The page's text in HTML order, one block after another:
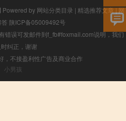
Powered by 网站分类目录 | 精选推荐文章|网
陕ICP备05009492号
错误可发邮件到f_fb#foxmail.com说明，我们
纠正，谢谢
，不接盈利性广告及商业合作
小男孩